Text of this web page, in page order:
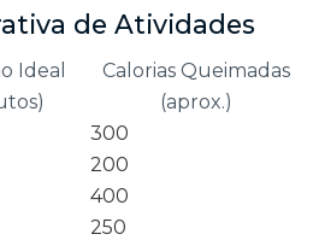
de Atividades
Ideal
Calorias Queimadas
(aprox.)
300
200
400
250